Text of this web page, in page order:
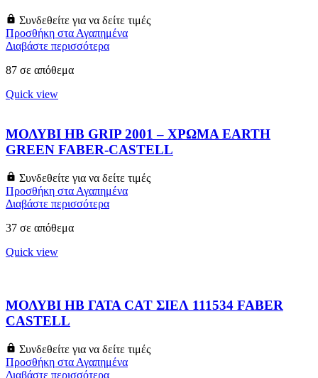
Συνδεθείτε για να δείτε τιμές
Προσθήκη στα Αγαπημένα
Διαβάστε περισσότερα
87 σε απόθεμα
Quick view
ΜΟΛΥΒΙ HB GRIP 2001 – ΧΡΩΜΑ EARTH
GREEN FABER-CASTELL
Συνδεθείτε για να δείτε τιμές
Προσθήκη στα Αγαπημένα
Διαβάστε περισσότερα
37 σε απόθεμα
Quick view
ΜΟΛΥΒΙ HB ΓΑΤΑ CAT ΣΙΕΛ 111534 FABER
CASTELL
Συνδεθείτε για να δείτε τιμές
Προσθήκη στα Αγαπημένα
Διαβάστε περισσότερα